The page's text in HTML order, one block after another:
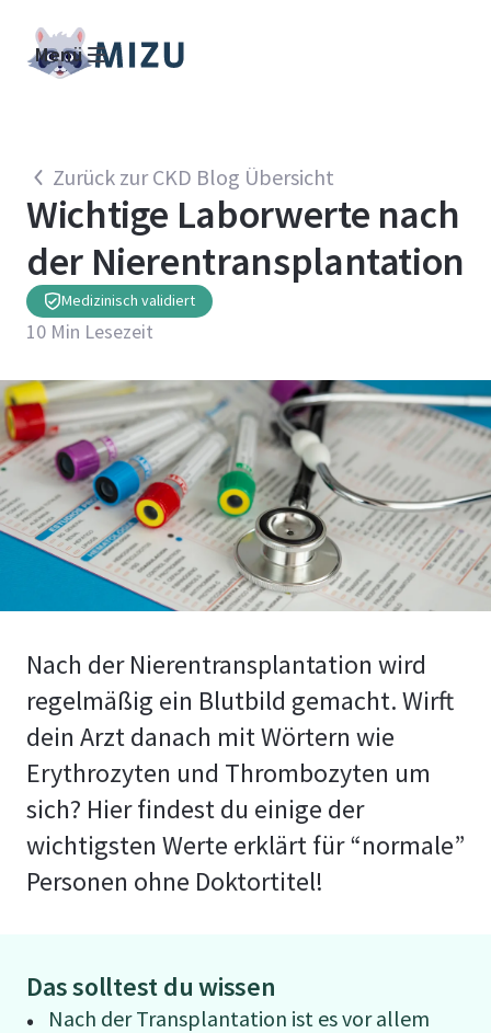
Menü
Zurück zur CKD Blog Übersicht
Wichtige Laborwerte nach
der Nierentransplantation
Medizinisch validiert
10 Min Lesezeit
Nach der Nierentransplantation wird
regelmäßig ein Blutbild gemacht. Wirft
dein Arzt danach mit Wörtern wie
Erythrozyten und Thrombozyten um
sich? Hier findest du einige der
wichtigsten Werte erklärt für “normale”
Personen ohne Doktortitel!
Das solltest du wissen
Nach der Transplantation ist es vor allem